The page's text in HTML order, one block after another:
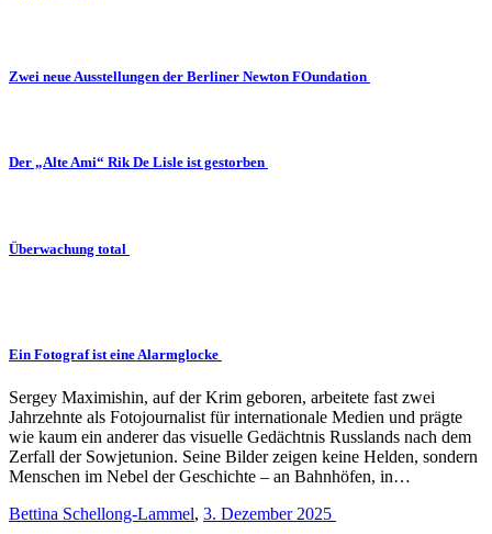
Zwei neue Ausstellungen der Berliner Newton FOundation
Der „Alte Ami“ Rik De Lisle ist gestorben
Überwachung total
Ein Fotograf ist eine Alarmglocke
Sergey Maximishin, auf der Krim geboren, arbeitete fast zwei
Jahrzehnte als Fotojournalist für internationale Medien und prägte
wie kaum ein anderer das visuelle Gedächtnis Russlands nach dem
Zerfall der Sowjetunion. Seine Bilder zeigen keine Helden, sondern
Menschen im Nebel der Geschichte – an Bahnhöfen, in…
Bettina Schellong-Lammel, 3. Dezember 2025